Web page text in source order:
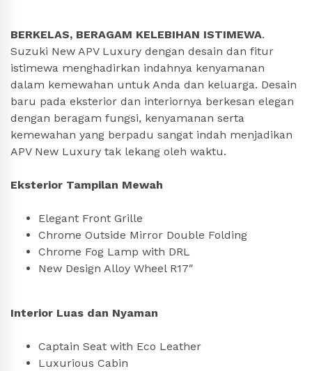
BERKELAS, BERAGAM KELEBIHAN ISTIMEWA.
Suzuki New APV Luxury dengan desain dan fitur
istimewa menghadirkan indahnya kenyamanan
dalam kemewahan untuk Anda dan keluarga. Desain
baru pada eksterior dan interiornya berkesan elegan
dengan beragam fungsi, kenyamanan serta
kemewahan yang berpadu sangat indah menjadikan
APV New Luxury tak lekang oleh waktu.
Eksterior Tampilan Mewah
Elegant Front Grille
Chrome Outside Mirror Double Folding
Chrome Fog Lamp with DRL
New Design Alloy Wheel R17″
Interior Luas dan Nyaman
Captain Seat with Eco Leather
Luxurious Cabin